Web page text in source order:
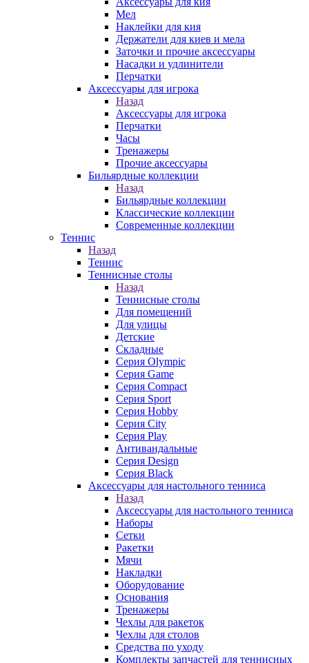
Мел
Наклейки для кия
Держатели для киев и мела
Заточки и прочие аксессуары
Насадки и удлинители
Перчатки
Аксессуары для игрока
Назад
Аксессуары для игрока
Перчатки
Часы
Тренажеры
Прочие аксессуары
Бильярдные коллекции
Назад
Бильярдные коллекции
Классические коллекции
Современные коллекции
Теннис
Назад
Теннис
Теннисные столы
Назад
Теннисные столы
Для помещений
Для улицы
Детские
Складные
Серия Olympic
Серия Game
Серия Compact
Серия Sport
Серия Hobby
Серия City
Серия Play
Антивандальные
Серия Design
Серия Black
Аксессуары для настольного тенниса
Назад
Аксессуары для настольного тенниса
Наборы
Сетки
Ракетки
Мячи
Накладки
Оборудование
Основания
Тренажеры
Чехлы для ракеток
Чехлы для столов
Средства по уходу
Комплекты запчастей для теннисных